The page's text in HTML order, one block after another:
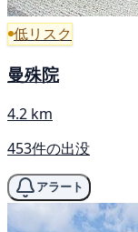
低リスク
曼殊院
4.2 km
453件の出没
アラート